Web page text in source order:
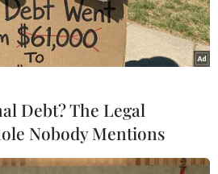
với giá bán chỉ2.299 rand
7 inch được trang bị bộ xử
Thiết bị được cài sẵn một
Birds, đọc sách điện tử
Facebook, Twitter,
Debt? The Legal
Nobody Mentions